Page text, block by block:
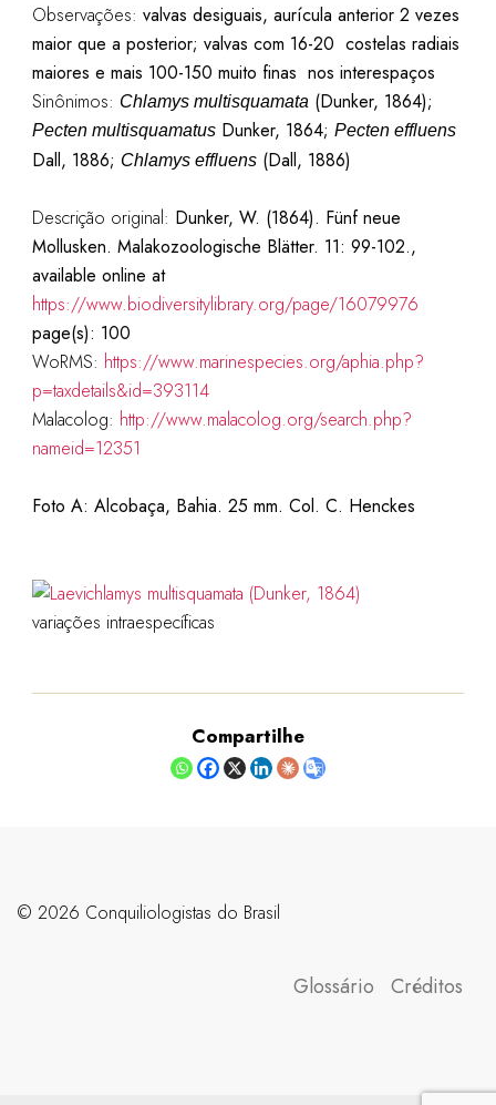
Observações: valvas desiguais, aurícula anterior 2 vezes
maior que a posterior; valvas com 16-20 costelas radiais
maiores e mais 100-150 muito finas nos interespaços
Sinônimos: Chlamys multisquamata(Dunker, 1864);
Pecten multisquamatusDunker, 1864; Pecten effluens
Dall, 1886; Chlamys effluens(Dall, 1886)
Descrição original: Dunker, W. (1864). Fünf neue
Mollusken. Malakozoologische Blätter. 11: 99-102.,
available online at
https://www.biodiversitylibrary.org/page/16079976
page(s): 100
WoRMS: https://www.marinespecies.org/aphia.php?
p=taxdetails&id=393114
Malacolog: http://www.malacolog.org/search.php?
nameid=12351
Foto A: Alcobaça, Bahia. 25 mm. Col. C. Henckes
variações intraespecíficas
Compartilhe
©️ 2026 Conquiliologistas do Brasil
Glossário Créditos